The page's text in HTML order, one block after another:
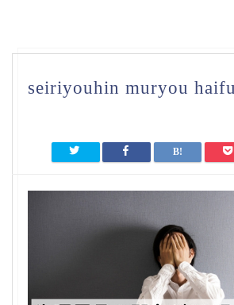
seiriyouhin muryou haifu